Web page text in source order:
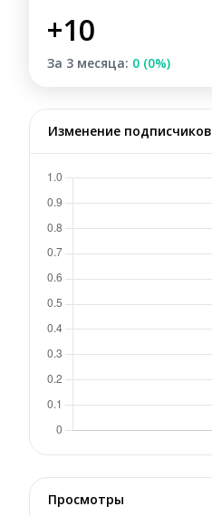
+10
За 3 месяца: 0 (0%)
Изменение подписчиков
Просмотры